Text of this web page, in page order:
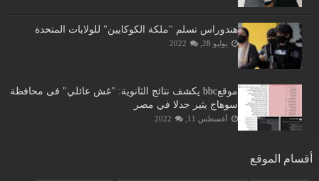
هندوراس تسلم "ملكة الكوكايين" للولايات المتحدة
يوليو 28, 2022
موقعbbc يكشف نتائج الثانوية: "غش عائلي" فى محافظة
سوهاج يثير جدلا في مصر
أغسطس 11, 2022
أقسام الموقع